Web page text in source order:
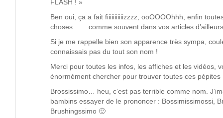
FLASH ! »
Ben oui, ça a fait fiiiiiiiiiiizzzz, ooOOOOhhh, enfin
choses…… comme souvent dans vos articles
Si je me rappelle bien son apparence très sympa,
connaissais pas du tout son nom !
Merci pour toutes les infos, les affiches et les vidéos,
énormément chercher pour trouver toutes ces pépites
Brossissimo… heu, c’est pas terrible comme nom.
bambins essayer de le prononcer : Bossimissimossi,
Brushingssimo 🙂